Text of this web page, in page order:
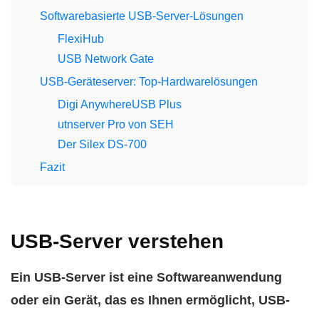
Softwarebasierte USB-Server-Lösungen
FlexiHub
USB Network Gate
USB-Geräteserver: Top-Hardwarelösungen
Digi AnywhereUSB Plus
utnserver Pro von SEH
Der Silex DS-700
Fazit
USB-Server verstehen
Ein USB-Server ist eine Softwareanwendung
oder ein Gerät, das es Ihnen ermöglicht, USB-